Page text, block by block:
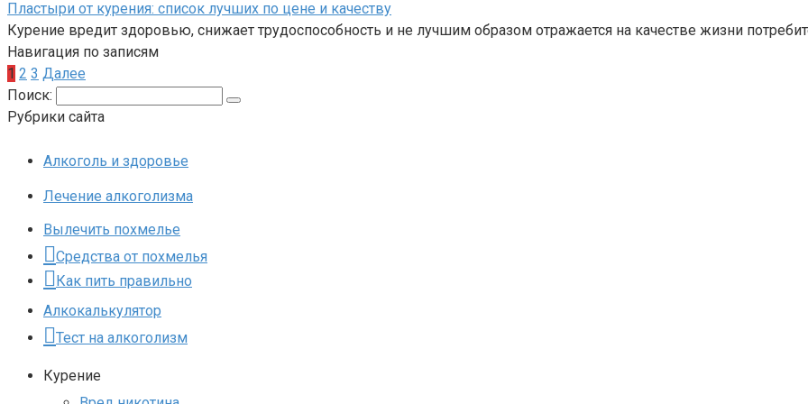
Пластыри от курения: список лучших по цене и качеству
Курение вредит здоровью, снижает трудоспособность и не лучшим образом отражается на качестве жизни
Навигация по записям
1 2 3 Далее
Поиск:
Рубрики сайта
Алкоголь и здоровье
Лечение алкоголизма
Вылечить похмелье
Средства от похмелья
Как пить правильно
Алкокалькулятор
Тест на алкоголизм
Курение